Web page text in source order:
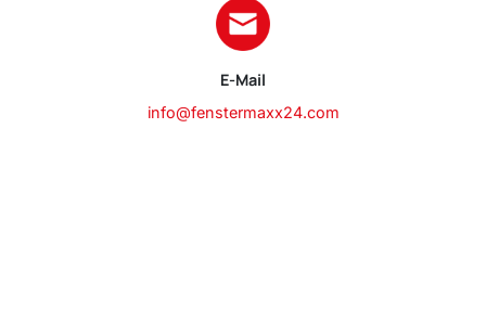
E-Mail
info@fenstermaxx24.com